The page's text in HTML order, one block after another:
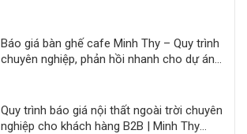
Báo giá bàn ghế cafe Minh Thy – Quy trình
chuyên nghiệp, phản hồi nhanh cho dự án
Quy trình báo giá nội thất ngoài trời chuyên
nghiệp cho khách hàng B2B | Minh Thy